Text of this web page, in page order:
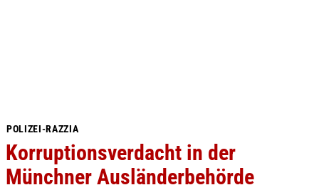
POLIZEI-RAZZIA
Korruptionsverdacht in der
Münchner Ausländerbehörde